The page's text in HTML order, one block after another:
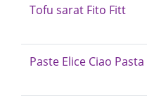
Tofu sarat Fito Fitt
Paste Elice Ciao Pasta